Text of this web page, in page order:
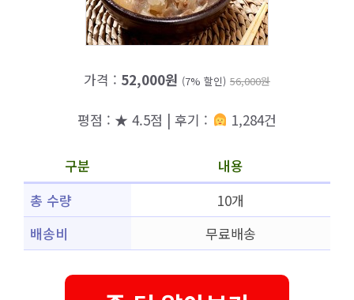
가격 : 52,000원 (7% 할인) 56,000원
평점 : ★ 4.5점 | 후기 : 1,284건
구분
내용
총 수량
10개
배송비
무료배송